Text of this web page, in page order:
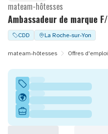
mateam-hôtesses
CDD La Roche-sur-Yon
mateam-hôtesses Offres d'emploi